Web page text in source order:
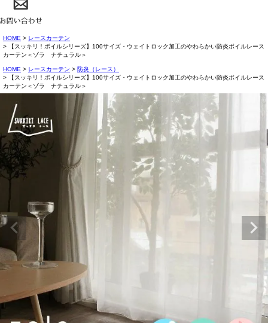
HOME
レースカーテン
【スッキリ！ボイルシリーズ】100サイズ・ウェイトロック加工のやわらかい防炎ボイルレース
カーテン＜ゾラ ナチュラル＞
HOME レースカーテン
防炎（レース）
【スッキリ！ボイルシリーズ】100サイズ・ウェイトロック加工のやわらかい防炎ボイルレース
カーテン＜ゾラ ナチュラル＞